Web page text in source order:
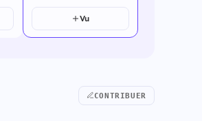
Vu
CONTRIBUER